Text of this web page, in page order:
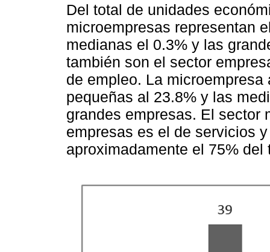
Del total de unidades
microempresas representan
medianas el 0.3% y las
también son el sector
de empleo. La
pequeñas al 23.8% y las
grandes empresas. El sector
empresas es el de servicios
aproximadamente el 75%